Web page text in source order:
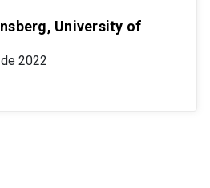
University of
2022